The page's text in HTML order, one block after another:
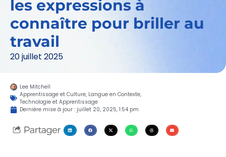
les expressions à
connaître pour briller au
travail
20 juillet 2025
Lee Mitchell
Apprentissage et Culture, Langue en Contexte,
Technologie et Apprentissage
Dernière mise à jour : juillet 20, 2025, 1:54 pm